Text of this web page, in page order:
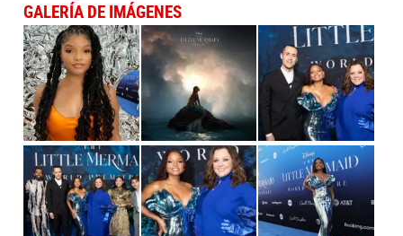
GALERÍA DE IMÁGENES